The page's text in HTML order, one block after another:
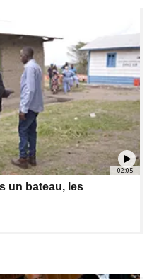
02:05
un bateau, les